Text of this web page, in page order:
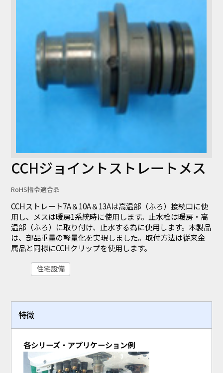
CCHジョイントストレートメス
RoHS指令適合品
CCHストレート7A＆10A＆13Aは高温部（ふろ）接続口に使
用し、メスは暖房1系統時に使用します。止水栓は暖房・高
温部（ふろ）に取り付け、止水する為に使用します。本製品
は、部品重量の軽量化を実現しました。取付方法は従来金
属品と同様にCCHクリップを使用します。
住宅設備
特徴
各シリーズ・アプリケーション例